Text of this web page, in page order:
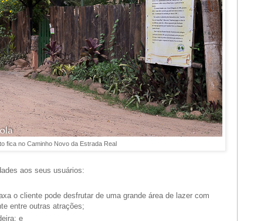
fica no Caminho Novo da Estrada Real
aos seus usuários:
o cliente pode desfrutar de uma grande área de lazer com
entre outras atrações;
e